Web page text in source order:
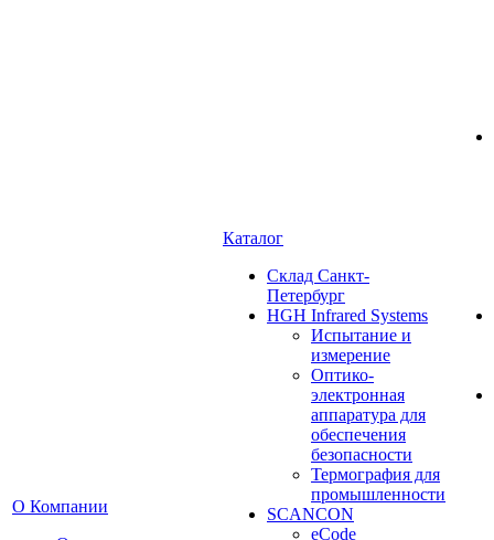
О Компании
Каталог
Cклад Санкт-
Петербург
HGH Infrared Systems
Испытание и
измерение
Оптико-
электронная
аппаратура для
обеспечения
безопасности
Термография для
промышленности
SCANCON
eCode